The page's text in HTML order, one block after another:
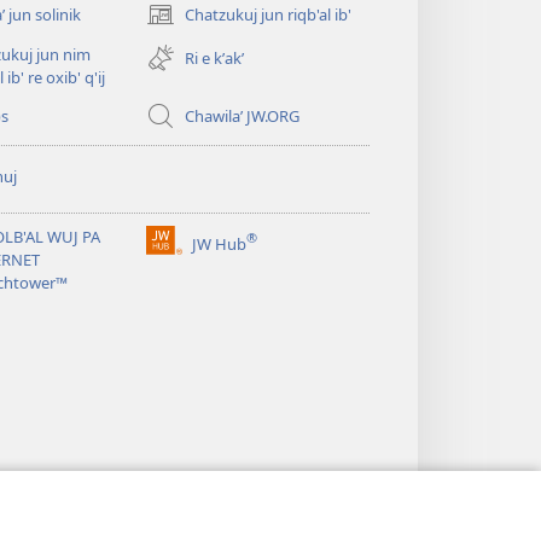
jun solinik Chatzukuj jun riqb'al ib'
(opens
new
window)
jun nim
ib' re oxib' q'ij
Ri e kʼakʼ
Chawilaʼ JW.ORG
WUJ PA
JW Hub®
(opens